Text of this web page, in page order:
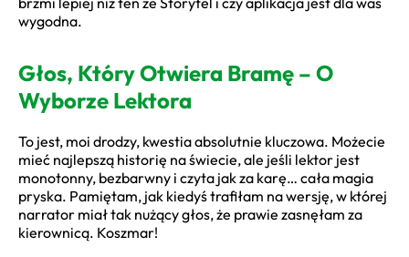
wygodna.
Głos, Który Otwiera Bramę – O
Wyborze Lektora
To jest, moi drodzy, kwestia absolutnie kluczowa. Możecie
mieć najlepszą historię na świecie, ale jeśli lektor jest
monotonny, bezbarwny i czyta jak za karę… cała magia
pryska. Pamiętam, jak kiedyś trafiłam na wersję, w której
narrator miał tak nużący głos, że prawie zasnęłam za
kierownicą. Koszmar!